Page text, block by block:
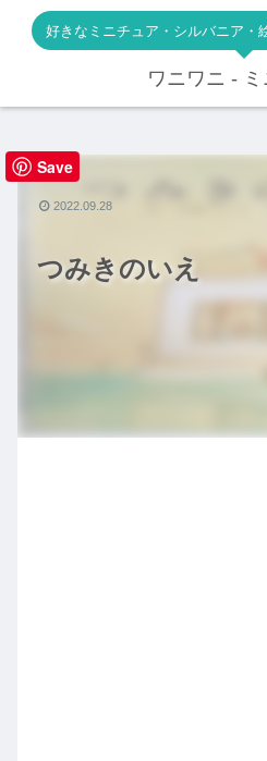
好きなミニチュア・シルバニア・
ワニワニ -
つみきのいえ
絵本
2022.09.28
Save